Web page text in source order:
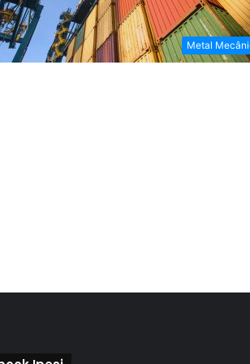
Metal